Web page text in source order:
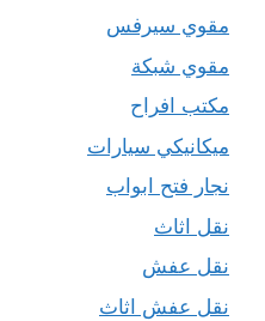
مقوي سيرفس
مقوي شبكة
مكتب افراح
ميكانيكي سيارات
نجار فتح ابواب
نقل اثاث
نقل عفش
نقل عفش اثاث